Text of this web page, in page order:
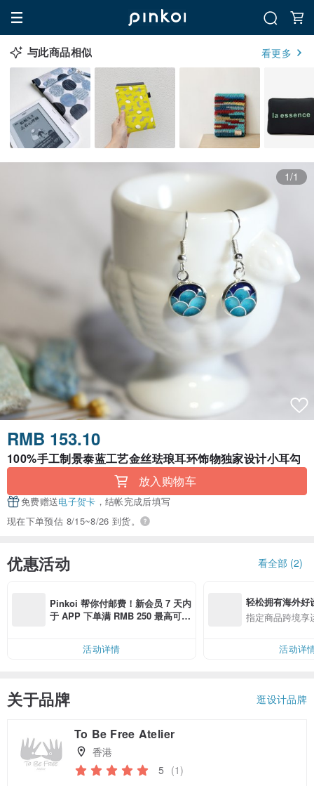
与此商品相似 看更多
1/1
RMB 153.10
100%手工制景泰蓝工艺金丝珐琅耳环饰物独家设计小耳勾
放入购物车
免费赠送电子贺卡 ，结帐完成后填写
现在下单预估 8/15~8/26 到货。
优惠活动 看全部 (2)
Pinkoi 帮你付邮费！新会员 7 天内
于 APP 下单满 RMB 250 最高可折
活动详情
轻松拥有海外好
指定商品跨境享
活动详
关于品牌 逛设计品牌
To Be Free Atelier
香港
5 (1)